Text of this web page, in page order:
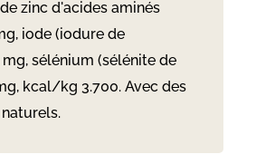
zinc d'acides aminés
iode (iodure de
sélénium (sélénite de
kcal/kg 3.700. Avec des